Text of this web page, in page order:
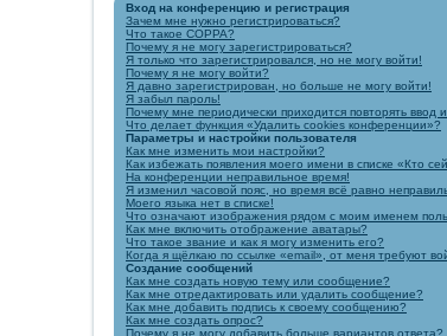
Вход на конференцию и регистрация
Зачем мне нужно регистрироваться?
Что такое COPPA?
Почему я не могу зарегистрироваться?
Я только что зарегистрировался, но не могу войти!
Почему я не могу войти?
Я давно зарегистрирован, но больше не могу войти!
Я забыл пароль!
Почему мне периодически приходится повторять ввод
Что делает функция «Удалить cookies конференции»?
Параметры и настройки пользователя
Как мне изменить мои настройки?
Как избежать появления моего имени в списке «Кто
На конференции неправильное время!
Я изменил часовой пояс, но время всё равно
Моего языка нет в списке!
Что означают изображения рядом с моим именем
Как мне включить отображение аватары?
Что такое звание и как я могу изменить его?
Когда я щёлкаю по ссылке «email», от меня требуют
Создание сообщений
Как мне создать новую тему или сообщение?
Как мне отредактировать или удалить сообщение?
Как мне добавить подпись к своему сообщению?
Как мне создать опрос?
Почему я не могу добавить больше вариантов ответа?